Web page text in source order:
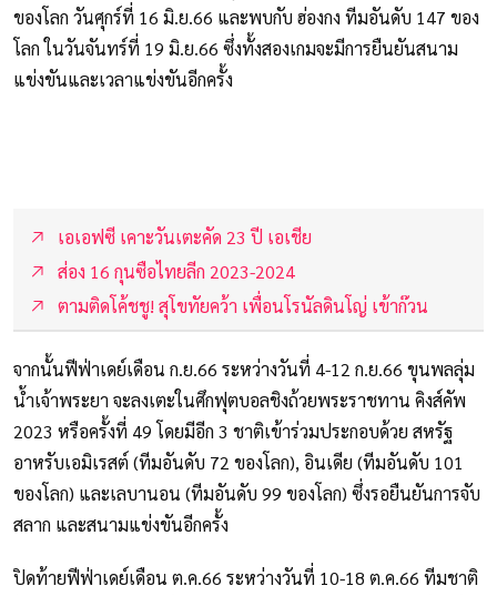
ของโลก วันศุกร์ที่ 16 มิ.ย.66 และพบกับ ฮ่องกง ทีมอันดับ 147 ของ
โลก ในวันจันทร์ที่ 19 มิ.ย.66 ซึ่งทั้งสองเกมจะมีการยืนยันสนาม
แข่งขันและเวลาแข่งขันอีกครั้ง
เอเอฟซี เคาะวันเตะคัด 23 ปี เอเชีย
ส่อง 16 กุนซือไทยลีก 2023-2024
ตามติดโค้ชชู! สุโขทัยคว้า เพื่อนโรนัลดินโญ่ เข้าก๊วน
จากนั้นฟีฟ่าเดย์เดือน ก.ย.66 ระหว่างวันที่ 4-12 ก.ย.66 ขุนพลลุ่ม
น้ำเจ้าพระยา จะลงเตะในศึกฟุตบอลชิงถ้วยพระราชทาน คิงส์คัพ
2023 หรือครั้งที่ 49 โดยมีอีก 3 ชาติเข้าร่วมประกอบด้วย สหรัฐ
อาหรับเอมิเรสต์ (ทีมอันดับ 72 ของโลก), อินเดีย (ทีมอันดับ 101
ของโลก) และเลบานอน (ทีมอันดับ 99 ของโลก) ซึ่งรอยืนยันการจับ
สลาก และสนามแข่งขันอีกครั้ง
ปิดท้ายฟีฟ่าเดย์เดือน ต.ค.66 ระหว่างวันที่ 10-18 ต.ค.66 ทีมชาติ